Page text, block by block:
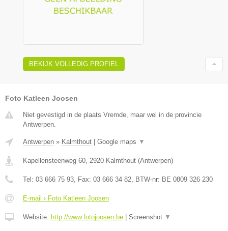
BEKIJK VOLLEDIG PROFIEL
Foto Katleen Joosen
Niet gevestigd in de plaats Vremde, maar wel in de provincie
Antwerpen.
Antwerpen » Kalmthout Google maps ▼
Kapellensteenweg 60, 2920 Kalmthout (Antwerpen)
Tel: 03 666 75 93, Fax: 03 666 34 82, BTW-nr: BE 0809 326 230
E-mail › Foto Katleen Joosen
Website: http://www.fotojoosen.be Screenshot ▼